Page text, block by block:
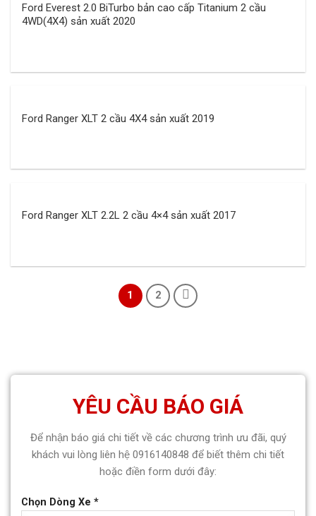
Ford Everest 2.0 BiTurbo bản cao cấp Titanium 2 cầu
4WD(4X4) sản xuất 2020
Ford Ranger XLT 2 cầu 4X4 sản xuất 2019
Ford Ranger XLT 2.2L 2 cầu 4×4 sản xuất 2017
1 2
YÊU CẦU BÁO GIÁ
Để nhận báo giá chi tiết về các chương trình ưu đãi, quý
khách vui lòng liên hệ 0916140848 để biết thêm chi tiết
hoặc điền form dưới đây:
Chọn Dòng Xe *